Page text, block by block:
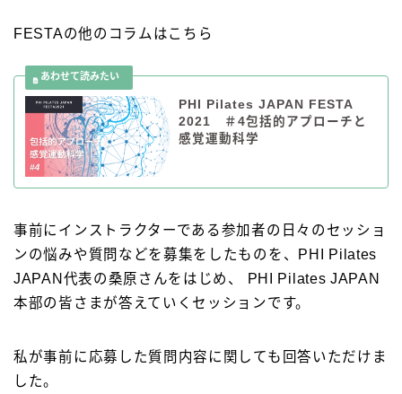
FESTAの他のコラムはこちら
PHI Pilates JAPAN FESTA
2021 ＃4包括的アプローチと
感覚運動科学
事前にインストラクターである参加者の日々のセッショ
ンの悩みや質問などを募集をしたものを、 PHI Pilates
JAPAN代表の桑原さんをはじめ、
PHI Pilates JAPAN
本部の皆さまが答えていくセッションです。
私が事前に応募した質問内容に関しても回答いただけま
した。